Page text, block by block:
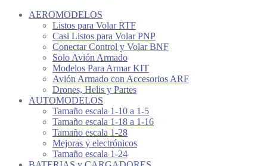
AEROMODELOS
Listos para Volar RTF
Casi Listos para Volar PNP
Conectar Control y Volar BNF
Solo Avión Armado
Modelos Para Armar KIT
Avión Armado con Accesorios ARF
Drones, Helis y Partes
AUTOMODELOS
Tamaño escala 1-10 a 1-5
Tamaño escala 1-18 a 1-16
Tamaño escala 1-28
Mejoras y electrónicos
Tamaño escala 1-24